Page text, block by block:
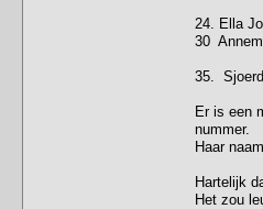
24. Ella
30
35.
Er is een
nummer.
Haar
Hartelijk
Het zou